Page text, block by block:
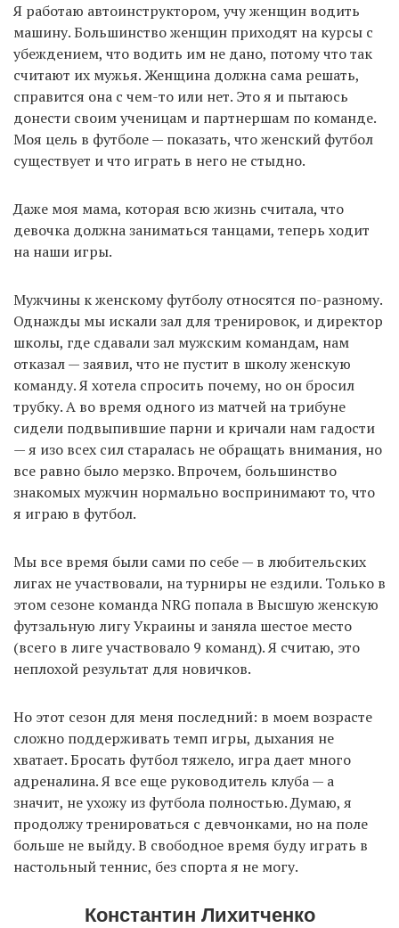
Я работаю автоинструктором, учу женщин водить
машину. Большинство женщин приходят на курсы с
убеждением, что водить им не дано, потому что так
считают их мужья. Женщина должна сама решать,
справится она с чем-то или нет. Это я и пытаюсь
донести своим ученицам и партнершам по команде.
Моя цель в футболе — показать, что женский футбол
существует и что играть в него не стыдно.
Даже моя мама, которая всю жизнь считала, что
девочка должна заниматься танцами, теперь ходит
на наши игры.
Мужчины к женскому футболу относятся по-разному.
Однажды мы искали зал для тренировок, и директор
школы, где сдавали зал мужским командам, нам
отказал — заявил, что не пустит в школу женскую
команду. Я хотела спросить почему, но он бросил
трубку. А во время одного из матчей на трибуне
сидели подвыпившие парни и кричали нам гадости
— я изо всех сил старалась не обращать внимания, но
все равно было мерзко. Впрочем, большинство
знакомых мужчин нормально воспринимают то, что
я играю в футбол.
Мы все время были сами по себе — в любительских
лигах не участвовали, на турниры не ездили. Только в
этом сезоне команда NRG попала в Высшую женскую
футзальную лигу Украины и заняла шестое место
(всего в лиге участвовало 9 команд). Я считаю, это
неплохой результат для новичков.
Но этот сезон для меня последний: в моем возрасте
сложно поддерживать темп игры, дыхания не
хватает. Бросать футбол тяжело, игра дает много
адреналина. Я все еще руководитель клуба — а
значит, не ухожу из футбола полностью. Думаю, я
продолжу тренироваться с девчонками, но на поле
больше не выйду. В свободное время буду играть в
настольный теннис, без спорта я не могу.
Константин Лихитченко